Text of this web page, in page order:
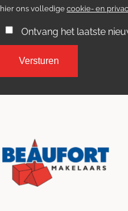
hier ons volledige cookie- en
Ontvang het laatste